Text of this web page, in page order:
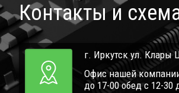
Контакты и
г. Иркутск ул. Клары
Офис нашей
до 17-00 обед с 12-30